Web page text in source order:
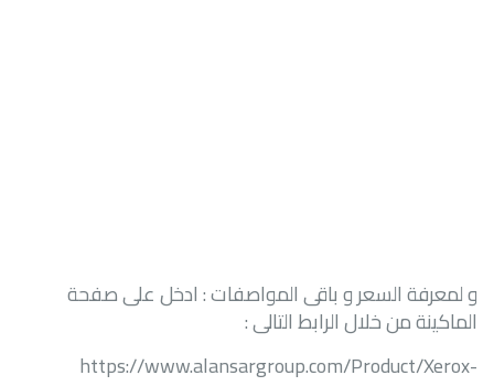
و لمعرفة السعر و باقى المواصفات : ادخل على صفحة
الماكينة من خلال الرابط التالى :
https://www.alansargroup.com/Product/Xerox-